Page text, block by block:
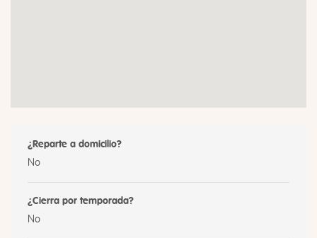
¿Reparte a domicilio?
No
¿Cierra por temporada?
No